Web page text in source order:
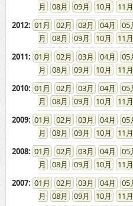
08
09 10 11
2012: 01 02 03 04 05
08
09 10 11
2011: 01 02 03 04 05
08
09 10 11
2010: 01 02 03 04 05
08
09 10 11
2009: 01 02 03 04 05
08
09 10 11
2008: 01 02 03 04 05
08
09 10 11
2007: 01 02 03 04 05
08
09 10 11